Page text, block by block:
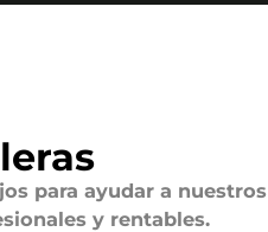
para ayudar a nuestros
y rentables.